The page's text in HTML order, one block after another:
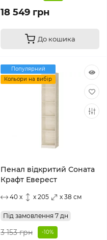
18 549 грн
До кошика
Популярний
Кольори на вибір
Пенал відкритий Соната
Крафт Еверест
40 x x 205 x 38 см
Під замовлення 7 дн
3 153 грн -10%